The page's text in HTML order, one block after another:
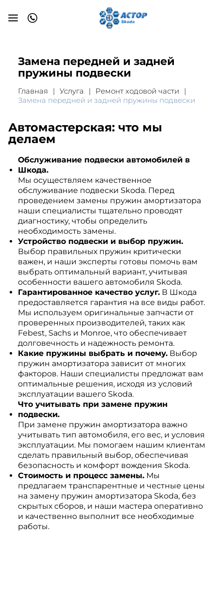
Замена передней и задней
пружины подвески
Главная Услуга
Ремонт ходовой части
Замена передней и задней пружины подвески
Автомастерская: что мы
делаем
Обслуживание подвески автомобилей в
Шкода.
Мы осуществляем качественное
обслуживание подвески Skoda. Перед
проведением замены пружин амортизатора
наши специалисты тщательно проводят
диагностику, чтобы определить
необходимость замены.
Устройство подвески и выбор пружин.
Выбор правильных пружин критически
важен, и наши эксперты готовы помочь вам
выбрать оптимальный вариант, учитывая
особенности вашего автомобиля Skoda.
Гарантированное качество услуг.В Шкода
предоставляется гарантия на все виды работ.
Мы используем оригинальные запчасти от
проверенных производителей, таких как
Febest, Sachs и Monroe, что обеспечивает
долговечность и надежность ремонта.
Какие пружины выбрать и почему.Выбор
пружин амортизатора зависит от многих
факторов. Наши специалисты предложат вам
оптимальные решения, исходя из условий
эксплуатации вашего Skoda.
Что учитывать при замене пружин
подвески.
При замене пружин амортизатора важно
учитывать тип автомобиля, его вес, и условия
эксплуатации. Мы помогаем нашим клиентам
сделать правильный выбор, обеспечивая
безопасность и комфорт вождения Skoda.
Стоимость и процесс замены.Мы
предлагаем транспарентные и честные цены
на замену пружин амортизатора Skoda, без
скрытых сборов, и наши мастера оперативно
и качественно выполнит все необходимые
работы.